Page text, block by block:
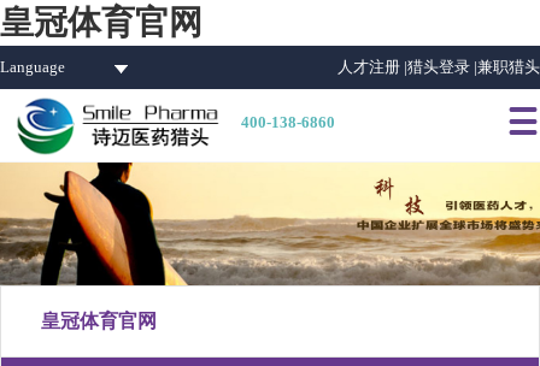
皇冠体育官网
Language 人才注册 |猎头登录 |兼职猎头
400-138-6860 
皇冠体育官网